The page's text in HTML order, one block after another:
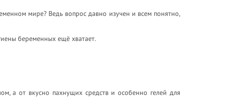
мире? Ведь вопрос давно изучен и всем понятно,
беременных ещё хватает.
а от вкусно пахнущих средств и особенно гелей для